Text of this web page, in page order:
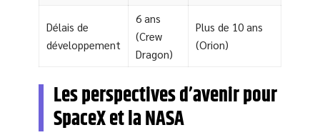
Délais de
développement
6 ans
(Crew
Dragon)
Plus de 10 ans
(Orion)
Les perspectives d’avenir pour
SpaceX et la NASA